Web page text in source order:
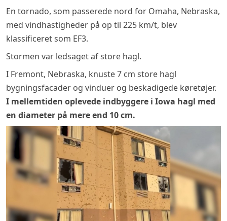
En tornado, som passerede nord for Omaha, Nebraska,
med vindhastigheder på op til 225 km/t, blev
klassificeret som EF3.
Stormen var ledsaget af store hagl.
I Fremont, Nebraska, knuste 7 cm store hagl
bygningsfacader og vinduer og beskadigede køretøjer.
I mellemtiden oplevede indbyggere i Iowa hagl med
en diameter på mere end 10 cm.